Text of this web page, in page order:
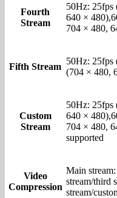
Fourth
Stream
50Hz: 25fps
640 ×
704 × 480,
Fifth Stream
50Hz: 25fps
(704 × 480,
Custom
Stream
50Hz: 25fps
640 ×
704 × 480,
supported
Video
Compression
Main
stream/third
stream/